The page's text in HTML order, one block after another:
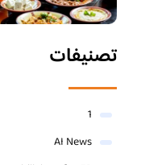
تصنيفات
1
AI News